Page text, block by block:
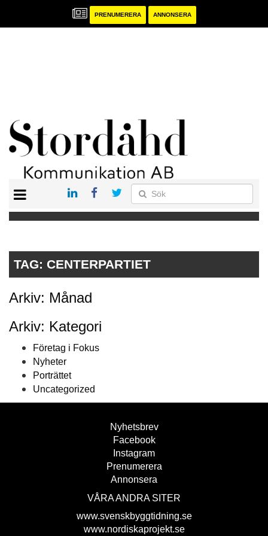
PRENUMERERA ANNONSERA
TAG: CENTERPARTIET
Arkiv: Månad
Arkiv: Kategori
Företag i Fokus
Nyheter
Porträttet
Uncategorized
Nyhetsbrev
Facebook
Instagram
Prenumerera
Annonsera
VÅRA ANDRA SITER
www.svenskbyggtidning.se
www.nordiskaprojekt.se